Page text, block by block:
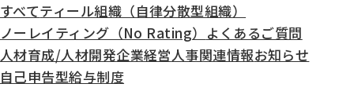
カ
テ
ゴ
リ
すべてティール組織（自律分散型組織）
ノーレイティング（No Rating） よくあるご質問
人材育成/人材開発企業経営人事関連情報お知らせ
自己申告型給与制度